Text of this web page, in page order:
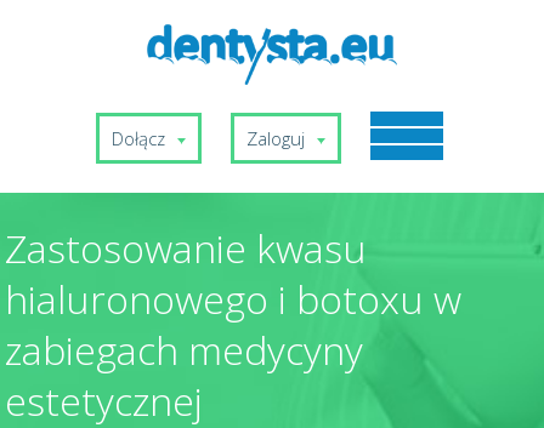
Dołącz Zaloguj
Zastosowanie kwasu
hialuronowego i botoxu w
zabiegach medycyny
estetycznej